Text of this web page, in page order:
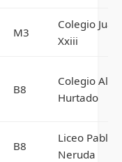
M3
Colegio Juan
Xxiii
B8
Colegio
Hurtado
B8
Liceo Pablo
Neruda